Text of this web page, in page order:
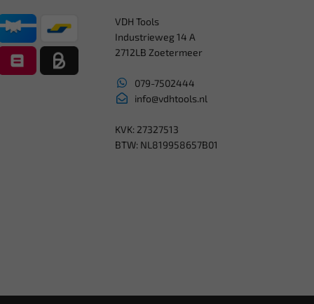
VDH Tools
Industrieweg 14 A
2712LB Zoetermeer
079-7502444
info@vdhtools.nl
KVK: 27327513
BTW: NL819958657B01